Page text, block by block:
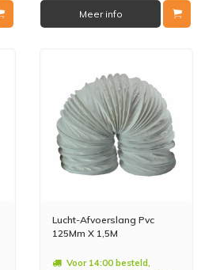
Meer info
Lucht-Afvoerslang Pvc
125Mm X 1,5M
Voor 14:00 besteld,